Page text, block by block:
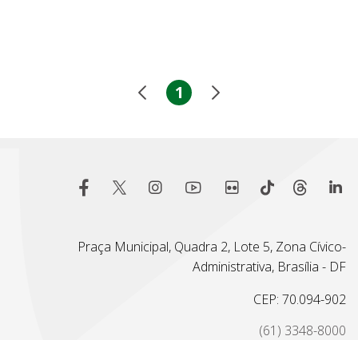
1
Praça Municipal, Quadra 2, Lote 5, Zona Cívico-
Administrativa, Brasília - DF
CEP: 70.094-902
(61) 3348-8000